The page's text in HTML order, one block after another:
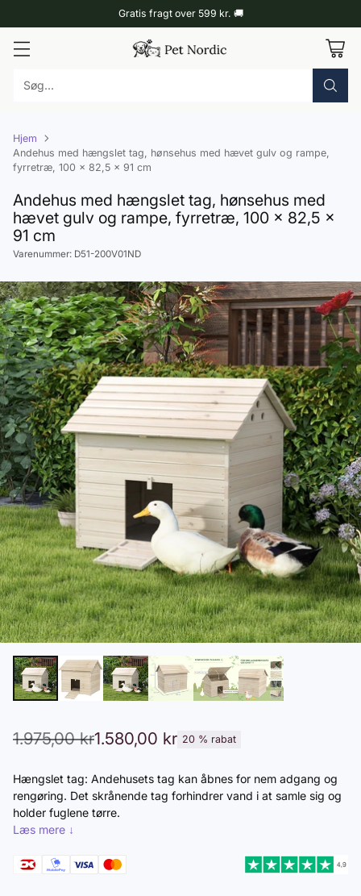
Gratis fragt over 599 kr. 🚚
Søg...
Hjem
Andehus med hængslet tag, hønsehus med hævet gulv og rampe,
fyrretræ, 100 x 82,5 x 91 cm
Andehus med hængslet tag, hønsehus med
hævet gulv og rampe, fyrretræ, 100 x 82,5 x
91 cm
Varenummer: D51-200V01ND
Normalpris
1.975,00 kr1.580,00 kr 20 % rabat
Hængslet tag: Andehusets tag kan åbnes for nem adgang og
rengøring. Det skrånende tag forhindrer vand i at samle sig og
holder fuglene tørre.
Læs mere ↓